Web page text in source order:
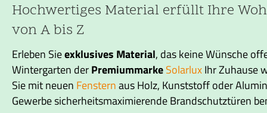
Hochwertiges Material erfüllt Ihre
von A bis Z
Erleben Sieexklusives Material, das keine Wünsche
Wintergarten derPremiummarkeSolarluxIhr Zuhause
Sie mit neuen Fensternaus Holz, Kunststoff oder
Gewerbe sicherheitsmaximierende Brandschutztüren